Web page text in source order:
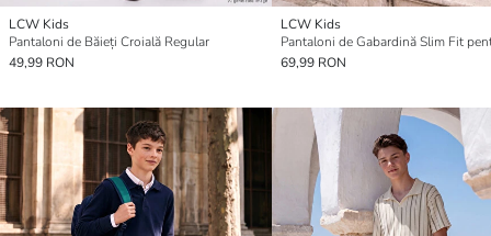
LCW Kids
Pantaloni de Băieți Croială Regular
49,99 RON
LCW Kids
69,99 RON